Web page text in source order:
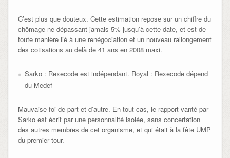
C’est plus que douteux. Cette estimation repose sur un chiffre du
chômage ne dépassant jamais 5% jusqu’à cette date, et est de
toute manière lié à une renégociation et un nouveau rallongement
des cotisations au delà de 41 ans en 2008 maxi.
Sarko : Rexecode est indépendant. Royal : Rexecode dépend
du Medef
Mauvaise foi de part et d’autre. En tout cas, le rapport vanté par
Sarko est écrit par une personnalité isolée, sans concertation
des autres membres de cet organisme, et qui était à la fête UMP
du premier tour.